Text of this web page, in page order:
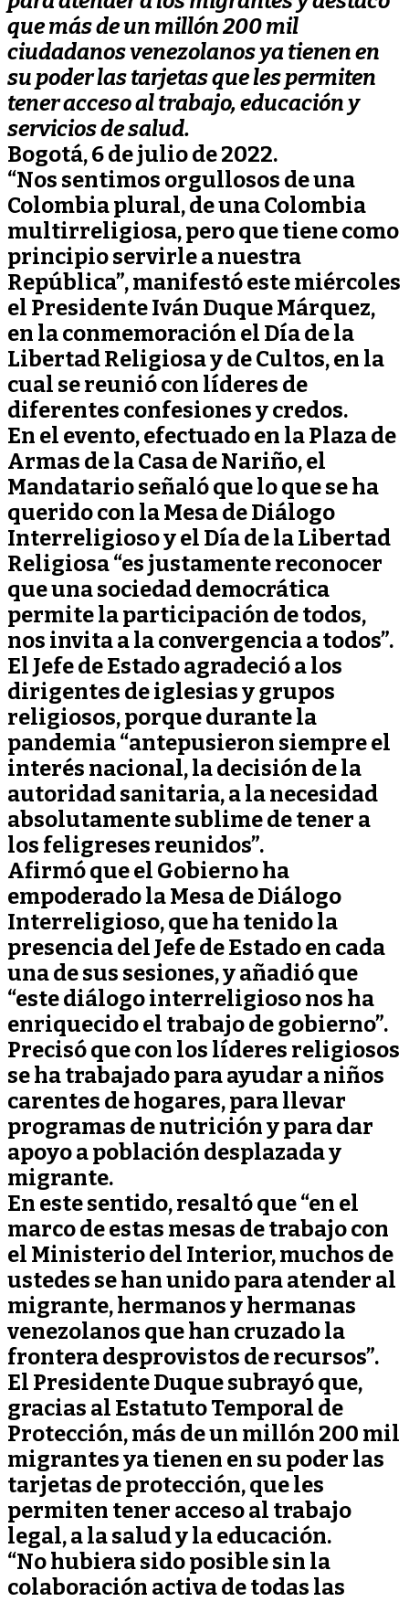
que más de un millón 200 mil
ciudadanos venezolanos ya tienen en
su poder las tarjetas que les permiten
tener acceso al trabajo, educación y
servicios de salud.
Bogotá, 6 de julio de 2022.
“Nos sentimos orgullosos de una
Colombia plural, de una Colombia
multirreligiosa, pero que tiene como
principio servirle a nuestra
República”, manifestó este miércoles
el Presidente Iván Duque Márquez,
en la conmemoración el Día de la
Libertad Religiosa y de Cultos, en la
cual se reunió con líderes de
diferentes confesiones y credos.
En el evento, efectuado en la Plaza de
Armas de la Casa de Nariño, el
Mandatario señaló que lo que se ha
querido con la Mesa de Diálogo
Interreligioso y el Día de la Libertad
Religiosa “es justamente reconocer
que una sociedad democrática
permite la participación de todos,
nos invita a la convergencia a todos”.
El Jefe de Estado agradeció a los
dirigentes de iglesias y grupos
religiosos, porque durante la
pandemia “antepusieron siempre el
interés nacional, la decisión de la
autoridad sanitaria, a la necesidad
absolutamente sublime de tener a
los feligreses reunidos”.
Afirmó que el Gobierno ha
empoderado la Mesa de Diálogo
Interreligioso, que ha tenido la
presencia del Jefe de Estado en cada
una de sus sesiones, y añadió que
“este diálogo interreligioso nos ha
enriquecido el trabajo de gobierno”.
Precisó que con los líderes religiosos
se ha trabajado para ayudar a niños
carentes de hogares, para llevar
programas de nutrición y para dar
apoyo a población desplazada y
migrante.
En este sentido, resaltó que “en el
marco de estas mesas de trabajo con
el Ministerio del Interior, muchos de
ustedes se han unido para atender al
migrante, hermanos y hermanas
venezolanos que han cruzado la
frontera desprovistos de recursos”.
El Presidente Duque subrayó que,
gracias al Estatuto Temporal de
Protección, más de un millón 200 mil
migrantes ya tienen en su poder las
tarjetas de protección, que les
permiten tener acceso al trabajo
legal, a la salud y la educación.
“No hubiera sido posible sin la
colaboración activa de todas las